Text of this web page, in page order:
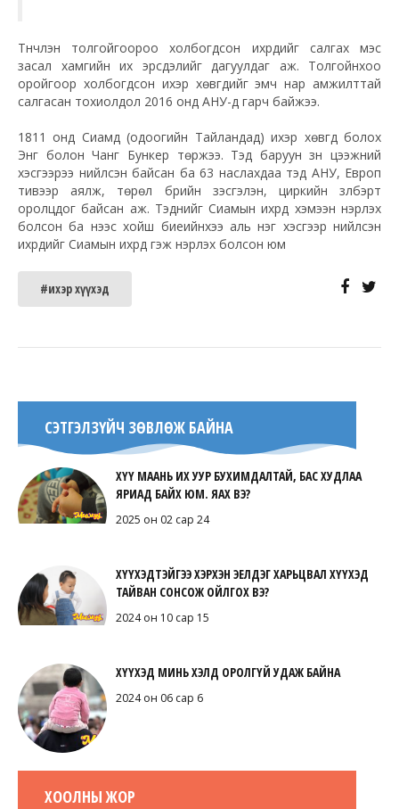
Түүнчлэн толгойгоороо холбогдсон ихрүүдийг салгах мэс
засал хамгийн их эрсдэлийг дагуулдаг аж. Толгойнхоо
оройгоор холбогдсон ихэр хөвгүүдийг эмч нар амжилттай
салгасан тохиолдол 2016 онд АНУ-д гарч байжээ.
1811 онд Сиамд (одоогийн Тайландад) ихэр хөвгүүд болох
Энг болон Чанг Бункер төржээ. Тэд баруун зүүн цээжний
хэсгээрээ нийлсэн байсан ба 63 наслахдаа тэд АНУ, Европ
тивээр аялж, төрөл бүрийн үзэсгэлэн, циркийн үзүүлбэрт
оролцдог байсан аж. Тэднийг Сиамын ихрүүд хэмээн нэрлэх
болсон ба үүнээс хойш биеийнхээ аль нэг хэсгээр нийлсэн
ихрүүдийг Сиамын ихрүүд гэж нэрлэх болсон юм
#ихэр хүүхэд
СЭТГЭЛЗҮЙЧ ЗӨВЛӨЖ БАЙНА
ХҮҮ МААНЬ ИХ УУР БУХИМДАЛТАЙ, БАС ХУДЛАА
ЯРИАД БАЙХ ЮМ. ЯАХ ВЭ?
2025 он 02 сар 24
ХҮҮХЭДТЭЙГЭЭ ХЭРХЭН ЭЕЛДЭГ ХАРЬЦВАЛ ХҮҮХЭД
ТАЙВАН СОНСОЖ ОЙЛГОХ ВЭ?
2024 он 10 сар 15
ХҮҮХЭД МИНЬ ХЭЛД ОРОЛГҮЙ УДАЖ БАЙНА
2024 он 06 сар 6
ХООЛНЫ ЖОР